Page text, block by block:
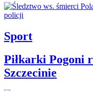
Sport
Piłkarki Pogoni
Szczecinie